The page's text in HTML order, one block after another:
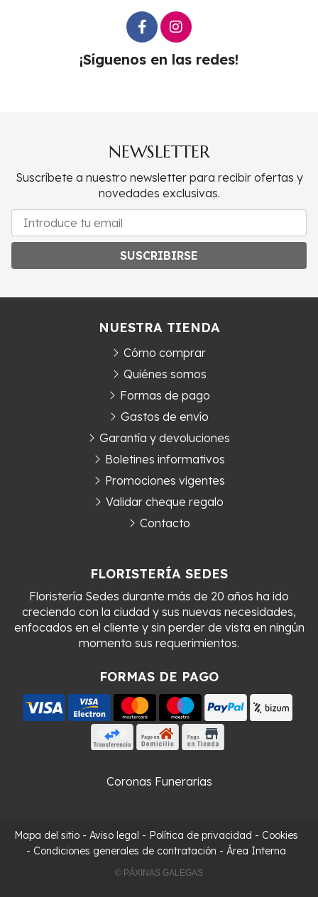
¡Síguenos en las redes!
NEWSLETTER
Suscríbete a nuestro newsletter para recibir ofertas y
novedades exclusivas.
SUSCRIBIRSE
FLORISTERÍA SEDES
Floristería Sedes durante más de 20 años ha ido
creciendo con la ciudad y sus nuevas necesidades,
enfocados en el cliente y sin perder de vista en ningún
momento sus requerimientos.
FORMAS DE PAGO
NUESTRA TIENDA
Cómo comprar
Quiénes somos
Formas de pago
Gastos de envío
Garantía y devoluciones
Boletines informativos
Promociones vigentes
Validar cheque regalo
Contacto
Coronas Funerarias
Mapa del sitio - Aviso legal - Política de privacidad - Cookies
- Condiciones generales de contratación - Área Interna
© PÁXINAS GALEGAS